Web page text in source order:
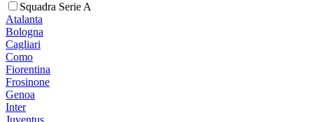
Squadra Serie A
Atalanta
Bologna
Cagliari
Como
Fiorentina
Frosinone
Genoa
Inter